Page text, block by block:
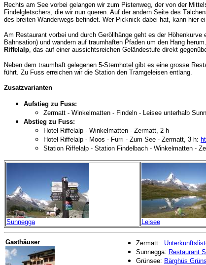
Rechts am See vorbei gelangen wir zum Pistenweg, der von der
Findelgletschers, die wir nun queren. Auf der andern Seite des
des breiten Wanderwegs befindet. Wer Picknick dabei hat, kann hier
Am Restaurant vorbei und durch Geröllhänge geht es der
Bahnsation) und wandern auf traumhaften Pfaden um den Hang
Riffelalp , das auf einer aussichtsreichen Geländestufe direkt
Neben dem traumhaft gelegenen 5-Sternhotel gibt es eine grosse
führt. Zu Fuss erreichen wir die Station den Tramgeleisen entlang.
Zusatzvarianten
Aufstieg zu Fuss:
Zermatt - Winkelmatten - Findeln - Leisee unterhalb
Abstieg zu Fuss:
Hotel Riffelalp - Winkelmatten - Zermatt, 2 h
Hotel Riffelalp - Moos - Furri - Zum See - Zermatt, 3 h:
Station Riffelalp - Station Findelbach - Winkelmatten -
Sunnegga Leisee
Gasthäuser Zermatt:
Sunnegga: Restaurant
Grünsee: Bärghüs